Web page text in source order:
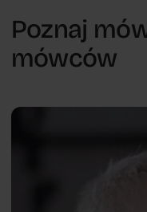
Poznaj
mówców
Manipulacja i wpływ
Dariusz